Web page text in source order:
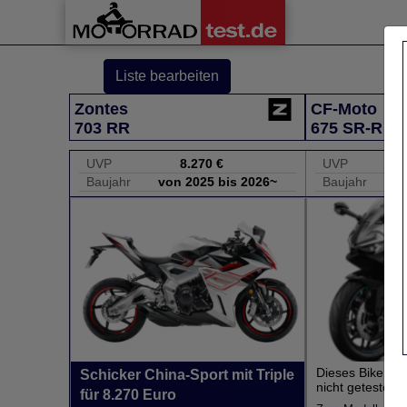
Liste bearbeiten
Zontes
703 RR
CF-Moto
675 SR-R
UVP
8.270 €
Baujahr
von 2025 bis 2026~
UVP
Baujahr
Schicker China-Sport mit Triple
für 8.270 Euro
Dieses Bike
nicht getestet.